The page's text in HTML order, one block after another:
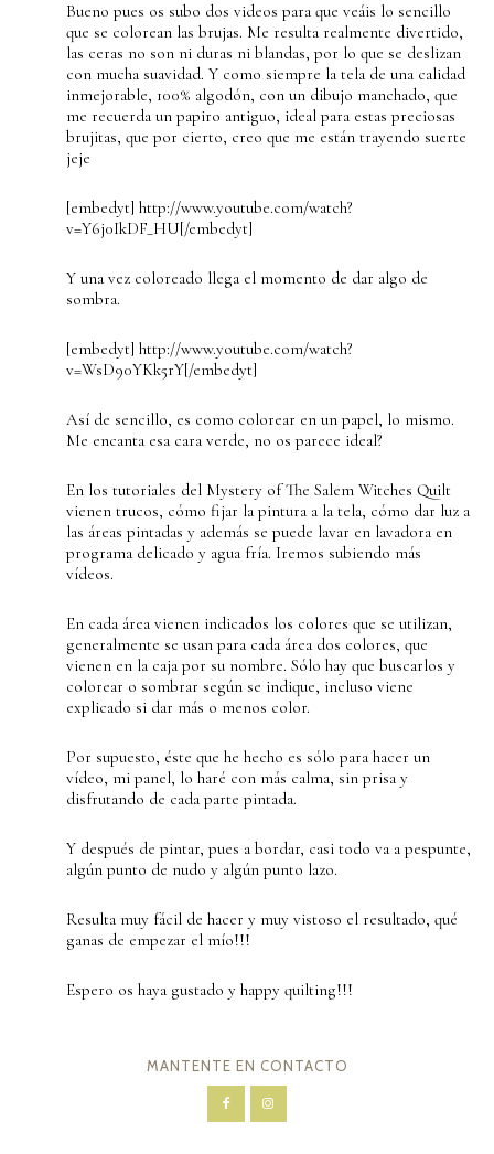
Bueno pues os subo dos videos para que veáis lo sencillo
que se colorean las brujas. Me resulta realmente divertido,
las ceras no son ni duras ni blandas, por lo que se deslizan
con mucha suavidad. Y como siempre la tela de una calidad
inmejorable, 100% algodón, con un dibujo manchado, que
me recuerda un papiro antiguo, ideal para estas preciosas
brujitas, que por cierto, creo que me están trayendo suerte
jeje
[embedyt] http://www.youtube.com/watch?
v=Y6j0IkDF_HU[/embedyt]
Y una vez coloreado llega el momento de dar algo de
sombra.
[embedyt] http://www.youtube.com/watch?
v=WsD90YKk5rY[/embedyt]
Así de sencillo, es como colorear en un papel, lo mismo.
Me encanta esa cara verde, no os parece ideal?
En los tutoriales del Mystery of The Salem Witches Quilt
vienen trucos, cómo fijar la pintura a la tela, cómo dar luz a
las áreas pintadas y además se puede lavar en lavadora en
programa delicado y agua fría. Iremos subiendo más
vídeos.
En cada área vienen indicados los colores que se utilizan,
generalmente se usan para cada área dos colores, que
vienen en la caja por su nombre. Sólo hay que buscarlos y
colorear o sombrar según se indique, incluso viene
explicado si dar más o menos color.
Por supuesto, éste que he hecho es sólo para hacer un
vídeo, mi panel, lo haré con más calma, sin prisa y
disfrutando de cada parte pintada.
Y después de pintar, pues a bordar, casi todo va a pespunte,
algún punto de nudo y algún punto lazo.
Resulta muy fácil de hacer y muy vistoso el resultado, qué
ganas de empezar el mío!!!
Espero os haya gustado y happy quilting!!!
MANTENTE EN CONTACTO